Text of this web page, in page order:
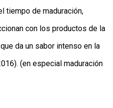
tiempo de maduración,
con los productos de la
da un sabor intenso en la
(en especial maduración